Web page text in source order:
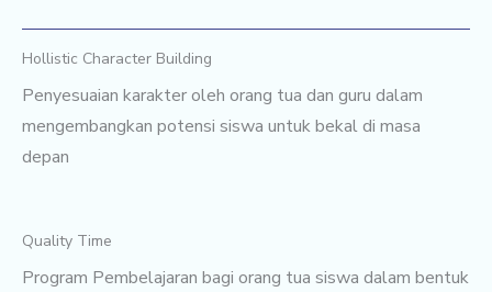
Hollistic Character Building
Penyesuaian karakter oleh orang tua dan guru dalam
mengembangkan potensi siswa untuk bekal di masa
depan
Quality Time
Program Pembelajaran bagi orang tua siswa dalam bentuk